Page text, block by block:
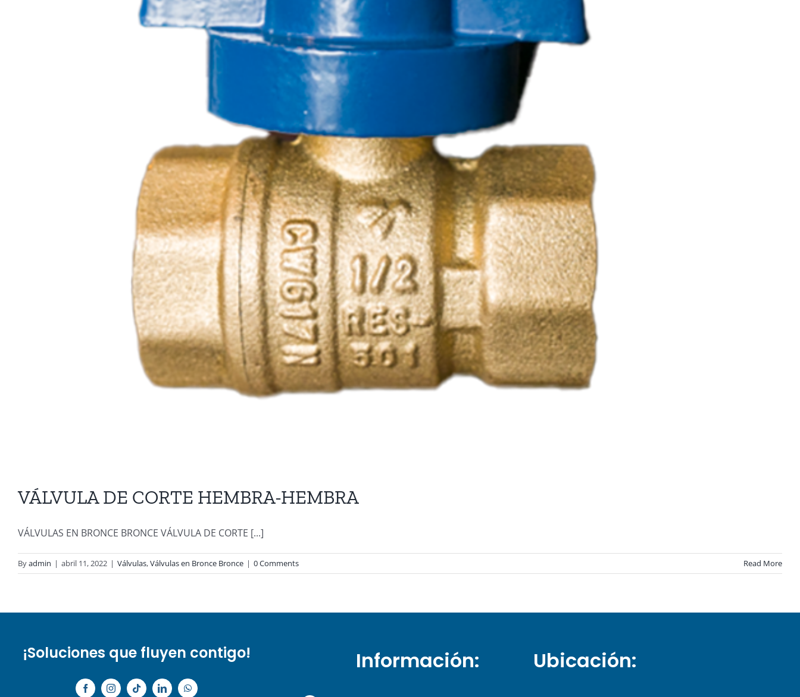
VÁLVULA DE CORTE HEMBRA-HEMBRA
VÁLVULAS EN BRONCE BRONCE VÁLVULA DE CORTE [...]
Byadmin | abril 11, 2022 | Válvulas,Válvulas en Bronce Bronce | 0 Comments Read More
¡Soluciones que fluyen contigo! Información: Ubicación: